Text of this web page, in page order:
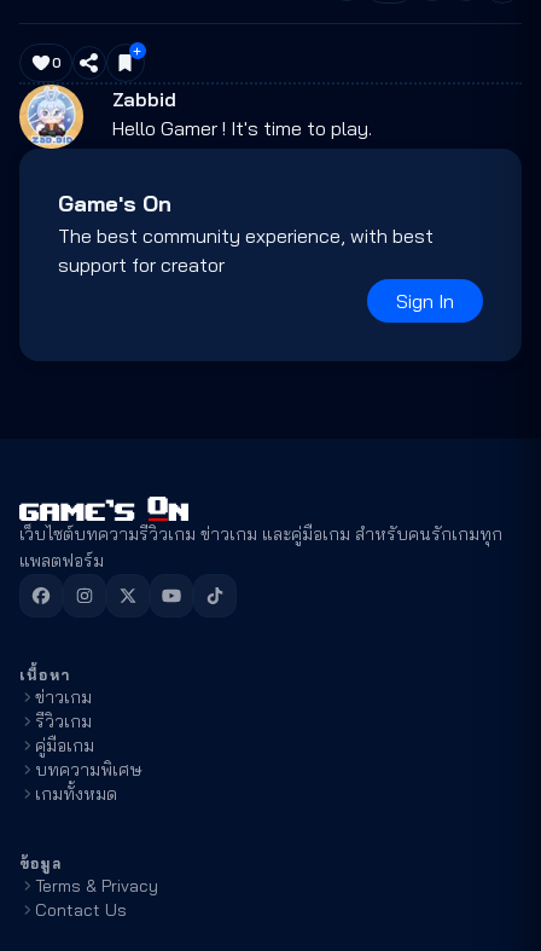
0
Zabbid
Hello Gamer ! It's time to play.
Game's On
The best community experience, with best
support for creator
Sign In
เว็บไซต์บทความรีวิวเกม ข่าวเกม และคู่มือเกม สำหรับคนรักเกมทุก
แพลตฟอร์ม
เนื้อหา
ข่าวเกม
รีวิวเกม
คู่มือเกม
บทความพิเศษ
เกมทั้งหมด
ข้อมูล
Terms & Privacy
Contact Us